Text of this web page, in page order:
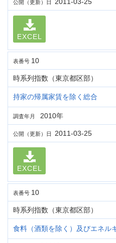
公開（更新）日 2011-03-25
EXCEL
表番号 10
時系列指数（東京都区部）
持家の帰属家賃を除く総合
調査年月 2010年
公開（更新）日 2011-03-25
EXCEL
表番号 10
時系列指数（東京都区部）
食料（酒類を除く）及びエネル